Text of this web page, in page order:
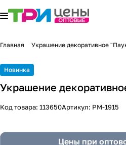
Главная Украшение декоративное
Новинка
Украшение
Код товара: 113650Артикул: PM-1915
Цены при